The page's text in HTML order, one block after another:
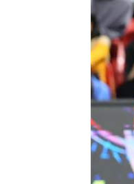
LIVE三
三立
市場到
油品食
酷澎